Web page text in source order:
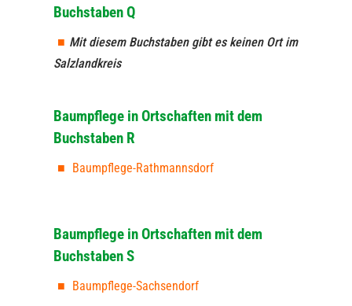
Buchstaben Q
Mit diesem Buchstaben gibt es keinen Ort im
Salzlandkreis
Baumpflege in Ortschaften mit dem
Buchstaben R
Baumpflege-Rathmannsdorf
Baumpflege in Ortschaften mit dem
Buchstaben S
Baumpflege-Sachsendorf